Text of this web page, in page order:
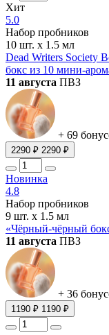
Хит
5.0
Набор пробников
10 шт. х 1.5 мл
Dead Writers Society
бокс из 10 мини-
11 августа ПВЗ
+ 69
2290 ₽ 2290 ₽
Новинка
4.8
Набор пробников
9 шт. х 1.5 мл
«Чёрный-чёрный
11 августа ПВЗ
+ 36
1190 ₽ 1190 ₽